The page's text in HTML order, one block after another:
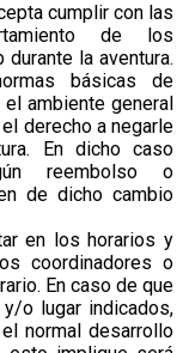
cumplir con las
de los
la aventura.
básicas de
ambiente general
derecho a negarle
En dicho caso
reembolso o
de dicho cambio
en los horarios y
coordinadores o
En caso de que
o lugar indicados,
normal desarrollo